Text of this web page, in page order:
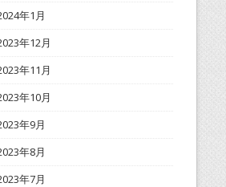
年1月
年12月
年11月
年10月
年9月
年8月
年7月